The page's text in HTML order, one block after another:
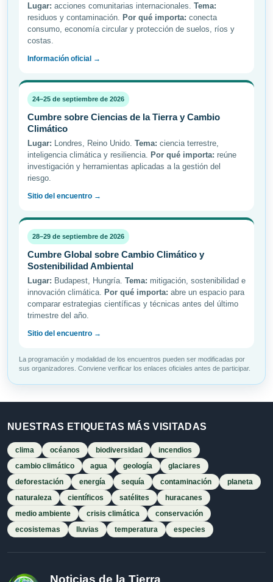
Lugar: acciones comunitarias internacionales. Tema:
residuos y contaminación. Por qué importa: conecta
consumo, economía circular y protección de suelos, ríos y
costas.
Información oficial →
24–25 de septiembre de 2026
Cumbre sobre Ciencias de la Tierra y Cambio
Climático
Lugar: Londres, Reino Unido. Tema: ciencia terrestre,
inteligencia climática y resiliencia. Por qué importa: reúne
investigación y herramientas aplicadas a la gestión del
riesgo.
Sitio del encuentro →
28–29 de septiembre de 2026
Cumbre Global sobre Cambio Climático y
Sostenibilidad Ambiental
Lugar: Budapest, Hungría. Tema: mitigación, sostenibilidad e
innovación climática. Por qué importa: abre un espacio para
comparar estrategias científicas y técnicas antes del último
trimestre del año.
Sitio del encuentro →
La programación y modalidad de los encuentros pueden ser modificadas por
sus organizadores. Conviene verificar los enlaces oficiales antes de participar.
NUESTRAS ETIQUETAS MÁS VISITADAS
clima océanos biodiversidad
incendios
cambio climático
agua geología
glaciares
deforestación
energía sequía contaminación
planeta
naturaleza
científicos satélites
huracanes
medio ambiente
crisis climática
conservación
ecosistemas
lluvias temperatura especies